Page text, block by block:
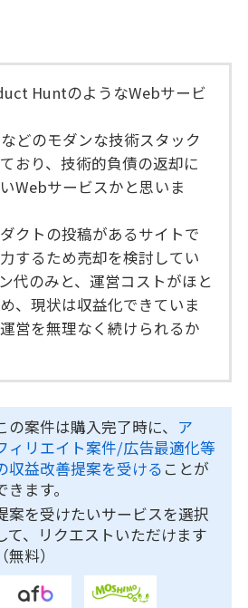
HuntのようなWebサービ
どのモダンな技術スタック
おり、技術的負債の返却に
Webサービスかと思いま
クトの投稿があるサイトで
するため売却を検討してい
代のみと、運営コストがほと
、現状は収益化できていま
営を無理なく続けられるか
の案件は購入完了時に、 ア
ィリエイト案件/広告最適化等
収益改善提案を受ける ことが
きます。
案を受けたいサービスを選択
て、リクエストいただけます
（無料）